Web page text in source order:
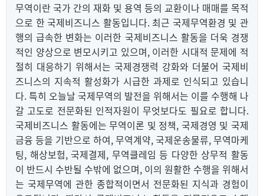
무역이란 국가 간의 재화 및 용역 등의 교환이나 매매를 목적
으로 한 국제비즈니스 활동입니다. 최근 국제무역환경 및 관
행의 급속한 변화는 이러한 국제비즈니스 활동을 더욱 경쟁
적인 양상으로 변모시키고 있으며, 이러한 시대적 문제에 적
절히 대응하기 위해서는 국제경쟁력 강화와 더불어 국제비
즈니스의 지속적 활성화가 시급한 과제로 인식되고 있습니
다. 특히 오늘날 국제무역의 발전을 위해서는 이를 수행해 나
갈 고도로 전문화된 인적자원이 무엇보다도 필요로 합니다.
국제비즈니스 활동에는 무역이론 및 정책, 국제경영 및 국제
금융 등을 기반으로 하여, 무역계약, 국제운송물류, 무역마케
팅, 해상보험, 국제결제, 무역클레임 등 다양한 상무적 활동
이 반드시 수반될 수밖에 없으며, 이의 원활한 수행을 위해서
는 국제무역에 관한 종합적이면서 전문화된 지식과 경험이